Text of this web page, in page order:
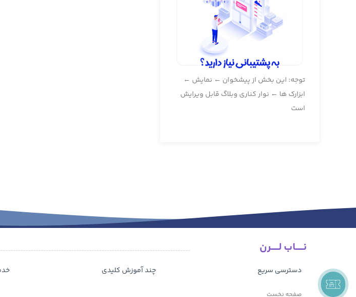
توجه: این بخش از پیشخوان ← نمایش ←
ابزارک ها ← نوار کناری وبلاگ قابل ویرایش
است
نـــــاب لـــــرن
دسترسی سریع
صفحه نخست
چند آموزش کلیدی